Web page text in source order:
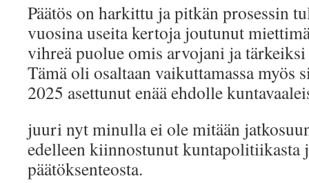
Päätös on harkittu ja pitkän prosessin
vuosina useita kertoja joutunut
vihreä puolue omis arvojani ja
Tämä oli osaltaan vaikuttamassa myös
2025 asettunut enää ehdolle
juuri nyt minulla ei ole mitään
edelleen kiinnostunut kuntapolitiikasta
päätöksenteosta.